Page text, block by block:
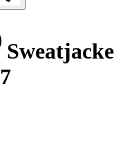
Sweatjacke